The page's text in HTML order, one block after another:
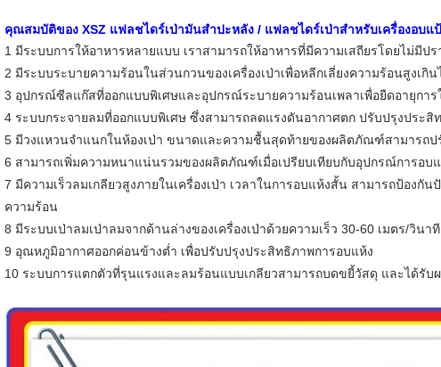
คุณสมบัติของ XSZ แฟลชไดร์เป่ามันสำปะหลัง / แฟลชไดร์เป่าสำหรับเครื่องอบ
1 มีระบบการให้อาหารหลายแบบ เราสามารถให้อาหารที่มีความเสถียรโดยไม่มีป
2 มีระบบระบายความร้อนในส่วนกวนของเครื่องเป่าเพื่อหลีกเลี่ยงความร้อนสูงเกิ
3 อุปกรณ์ซีลแก๊สที่ออกแบบพิเศษและอุปกรณ์ระบายความร้อนเพลาเพื่อยืดอายุกา
4 ระบบกระจายลมที่ออกแบบพิเศษ ซึ่งสามารถลดแรงดันอากาศตก ปรับปรุงประ
5 มีวงแหวนจำแนกในห้องเป่า ขนาดและความชื้นสุดท้ายของผลิตภัณฑ์สามารถป
6 สามารถเพิ่มความหนาแน่นรวมของผลิตภัณฑ์เมื่อเปรียบเทียบกับอุปกรณ์การอบ
7 มีความเร็วลมเกลียวสูงภายในเครื่องเป่า เวลาในการอบแห้งสั้น สามารถป้อง
ความร้อน
8 มีระบบเป่าลมเป่าลมจากด้านล่างของเครื่องเป่าด้วยความเร็ว 30-60 เมตร/วิน
9 อุณหภูมิอากาศออกค่อนข้างต่ำ เพื่อปรับปรุงประสิทธิภาพการอบแห้ง
10 ระบบการแตกตัวที่รุนแรงและลมร้อนแบบเกลียวสามารถบดขยี้วัสดุ และได้รั